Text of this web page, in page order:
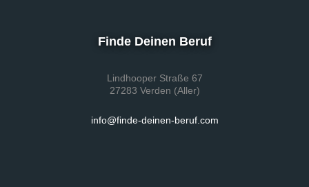
Finde Deinen Beruf
Lindhooper Straße 67
27283 Verden (Aller)
info@finde-deinen-beruf.com